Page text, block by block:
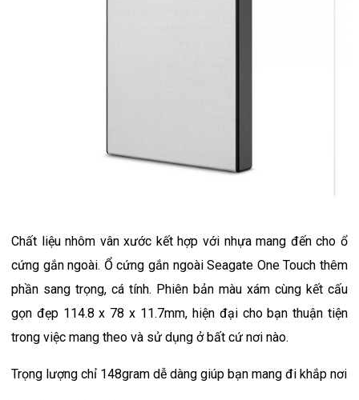
Chất liệu nhôm vân xước kết hợp với nhựa mang đến cho ổ
cứng gắn ngoài. Ổ cứng gắn ngoài Seagate One Touch thêm
phần sang trọng, cá tính. Phiên bản màu xám cùng kết cấu
gọn đẹp 114.8 x 78 x 11.7mm, hiện đại cho bạn thuận tiện
trong việc mang theo và sử dụng ở bất cứ nơi nào.
Trọng lượng chỉ 148gram dễ dàng giúp bạn mang đi khắp nơi